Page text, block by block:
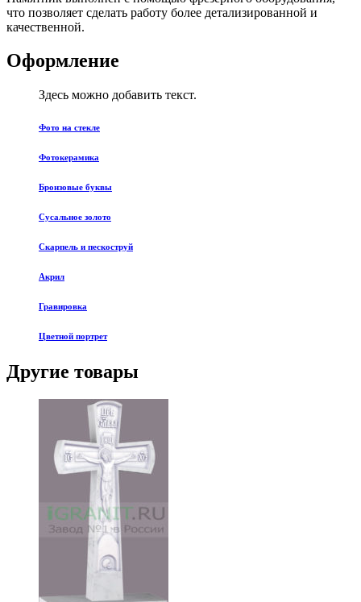
что позволяет сделать работу более детализированной и
качественной.
Оформление
Здесь можно добавить текст.
Фото на стекле
Фотокерамика
Бронзовые буквы
Сусальное золото
Скарпель и пескоструй
Акрил
Гравировка
Цветной портрет
Другие товары